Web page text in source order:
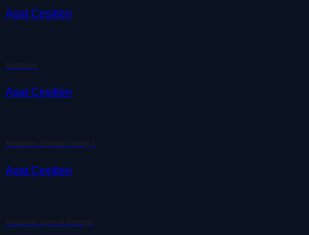
Agat Çeşitleri
Multicolor
Agat Çeşitleri
Malachite Special Desing 4
Agat Çeşitleri
Malachite Special Desing2